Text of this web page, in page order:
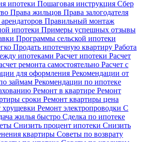
ипотеки Пошаговая инструкция Сбер
Права жильцов Права залогодателя
Правильный монтаж
ипотеки Примеры успешных отзывы
Программы сельской ипотеки
Продать ипотечную квартиру Работа
ипотеками Расчет ипотеки Расчет
ремонта самостоятельно Расчет с
для оформления Рекомендации от
займам Рекомендации по ипотеке
Ремонт в квартире Ремонт
сроки Ремонт квартиры цена
хрущевки Ремонт электропроводки С
жилья быстро Сделка по ипотеке
Снизить процент ипотеки Снизить
квартиры Советы по возврату